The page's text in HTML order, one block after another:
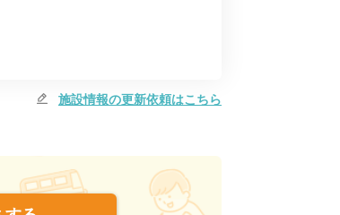
施設情報の更新依頼はこちら